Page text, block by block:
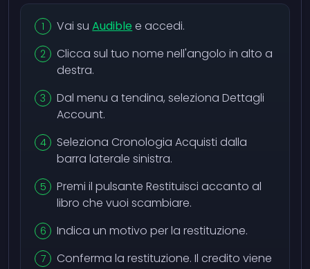
Vai suAudible e accedi.
Clicca sul tuo nome nell'angolo in alto a
destra.
Dal menu a tendina, seleziona Dettagli
Account.
Seleziona Cronologia Acquisti dalla
barra laterale sinistra.
Premi il pulsante Restituisci accanto al
libro che vuoi scambiare.
Indica un motivo per la restituzione.
Conferma la restituzione. Il credito viene